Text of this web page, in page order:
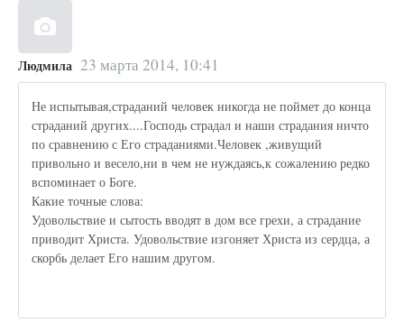
Людмила 23 марта 2014, 10:41
Не испытывая,страданий человек никогда не поймет до конца
страданий других....Господь страдал и наши страдания ничто
по сравнению с Его страданиями.Человек ,живущий
привольно и весело,ни в чем не нуждаясь,к сожалению редко
вспоминает о Боге.
Какие точные слова:
Удовольствие и сытость вводят в дом все грехи, а страдание
приводит Христа. Удовольствие изгоняет Христа из сердца, а
скорбь делает Его нашим другом.